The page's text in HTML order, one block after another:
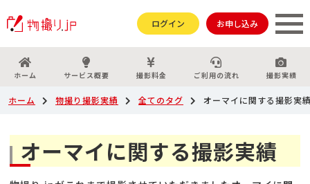
ログイン お申し込み
ホーム サービス概要 撮影料金 ご利用の流れ 撮影実績
ホーム 物撮り撮影実績 全てのタグ オーマイに関する撮影実
オーマイに関する撮影実績